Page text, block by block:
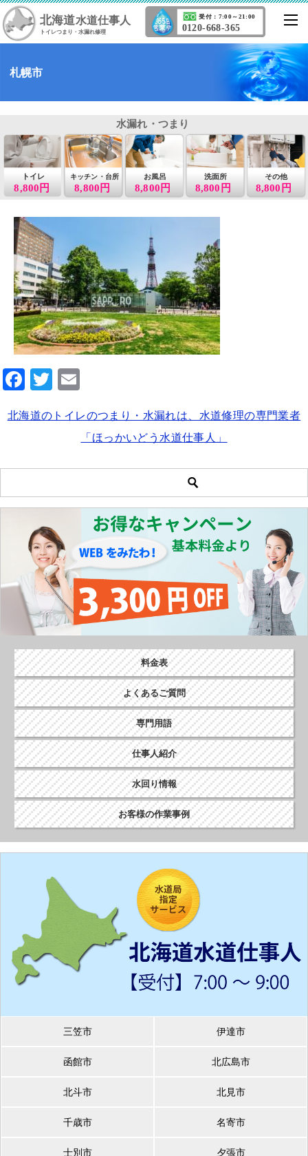
北海道水道仕事人
トイレつまり・水漏れ修理 0120-668-365
受付：7:00～21:00
札幌市
8,800円
トイレ
8,800円
キッチン・台所 お風呂
8,800円
洗面所
8,800円
その他
8,800円
水漏れ・つまり
F
c
b
o
o
k
T
tt ai
l
北海道のトイレのつまり・水漏れは、水道修理の専門業者
「ほっかいどう水道仕事人」
料金表
よくあるご質問
専門用語
仕事人紹介
水回り情報
お客様の作業事例
三笠市 伊達市
函館市 北広島市
北斗市 北見市
千歳市 名寄市
士別市 夕張市